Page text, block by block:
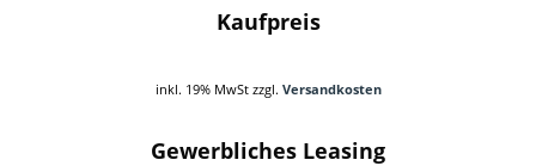
Kaufpreis
inkl. 19% MwSt zzgl. Versandkosten
Gewerbliches Leasing